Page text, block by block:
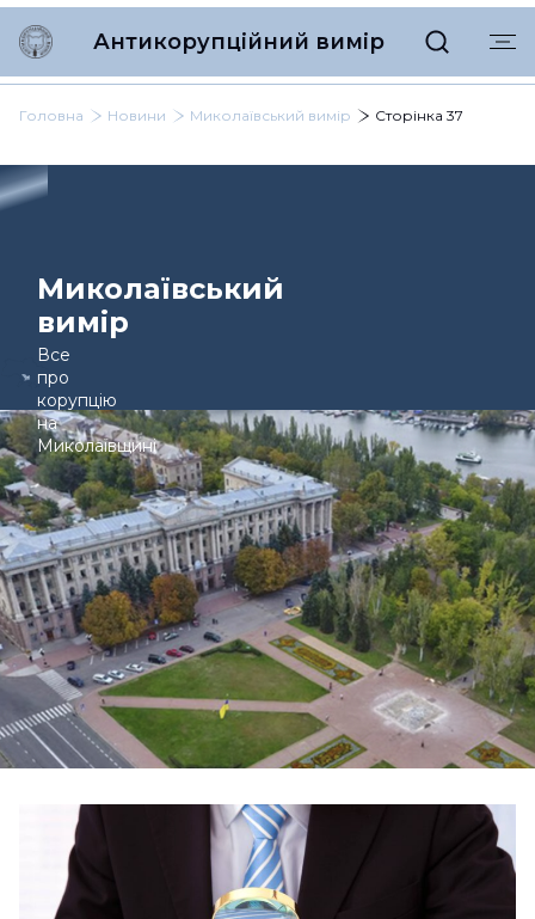
Антикорупційний вимір
Головна Новини Миколаївський вимір Сторінка 37
Миколаївський
вимір
Все
про
корупцію
на
Миколаївщині